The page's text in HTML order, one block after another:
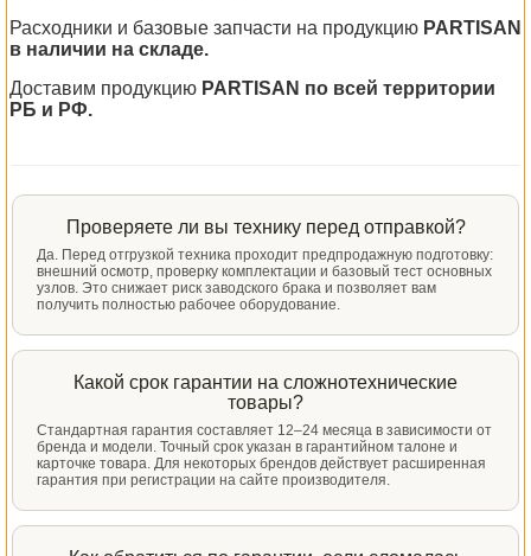
Расходники и базовые запчасти на продукцию PARTISAN
в наличии на складе.
Доставим продукцию PARTISAN по всей территории
РБ и РФ.
Проверяете ли вы технику перед отправкой?
Да. Перед отгрузкой техника проходит предпродажную подготовку:
внешний осмотр, проверку комплектации и базовый тест основных
узлов. Это снижает риск заводского брака и позволяет вам
получить полностью рабочее оборудование.
Какой срок гарантии на сложнотехнические
товары?
Стандартная гарантия составляет 12–24 месяца в зависимости от
бренда и модели. Точный срок указан в гарантийном талоне и
карточке товара. Для некоторых брендов действует расширенная
гарантия при регистрации на сайте производителя.